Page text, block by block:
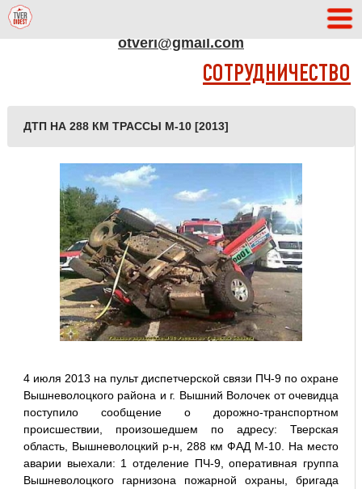
otveri@gmail.com
СОТРУДНИЧЕСТВО
ДТП НА 288 КМ ТРАССЫ М-10 [2013]
4 июля 2013 на пульт диспетчерской связи ПЧ-9 по охране
Вышневолоцкого района и г. Вышний Волочек от очевидца
поступило сообщение о дорожно-транспортном
происшествии, произошедшем по адресу: Тверская
область, Вышневолоцкий р-н, 288 км ФАД М-10. На место
аварии выехали: 1 отделение ПЧ-9, оперативная группа
Вышневолоцкого гарнизона пожарной охраны, бригада